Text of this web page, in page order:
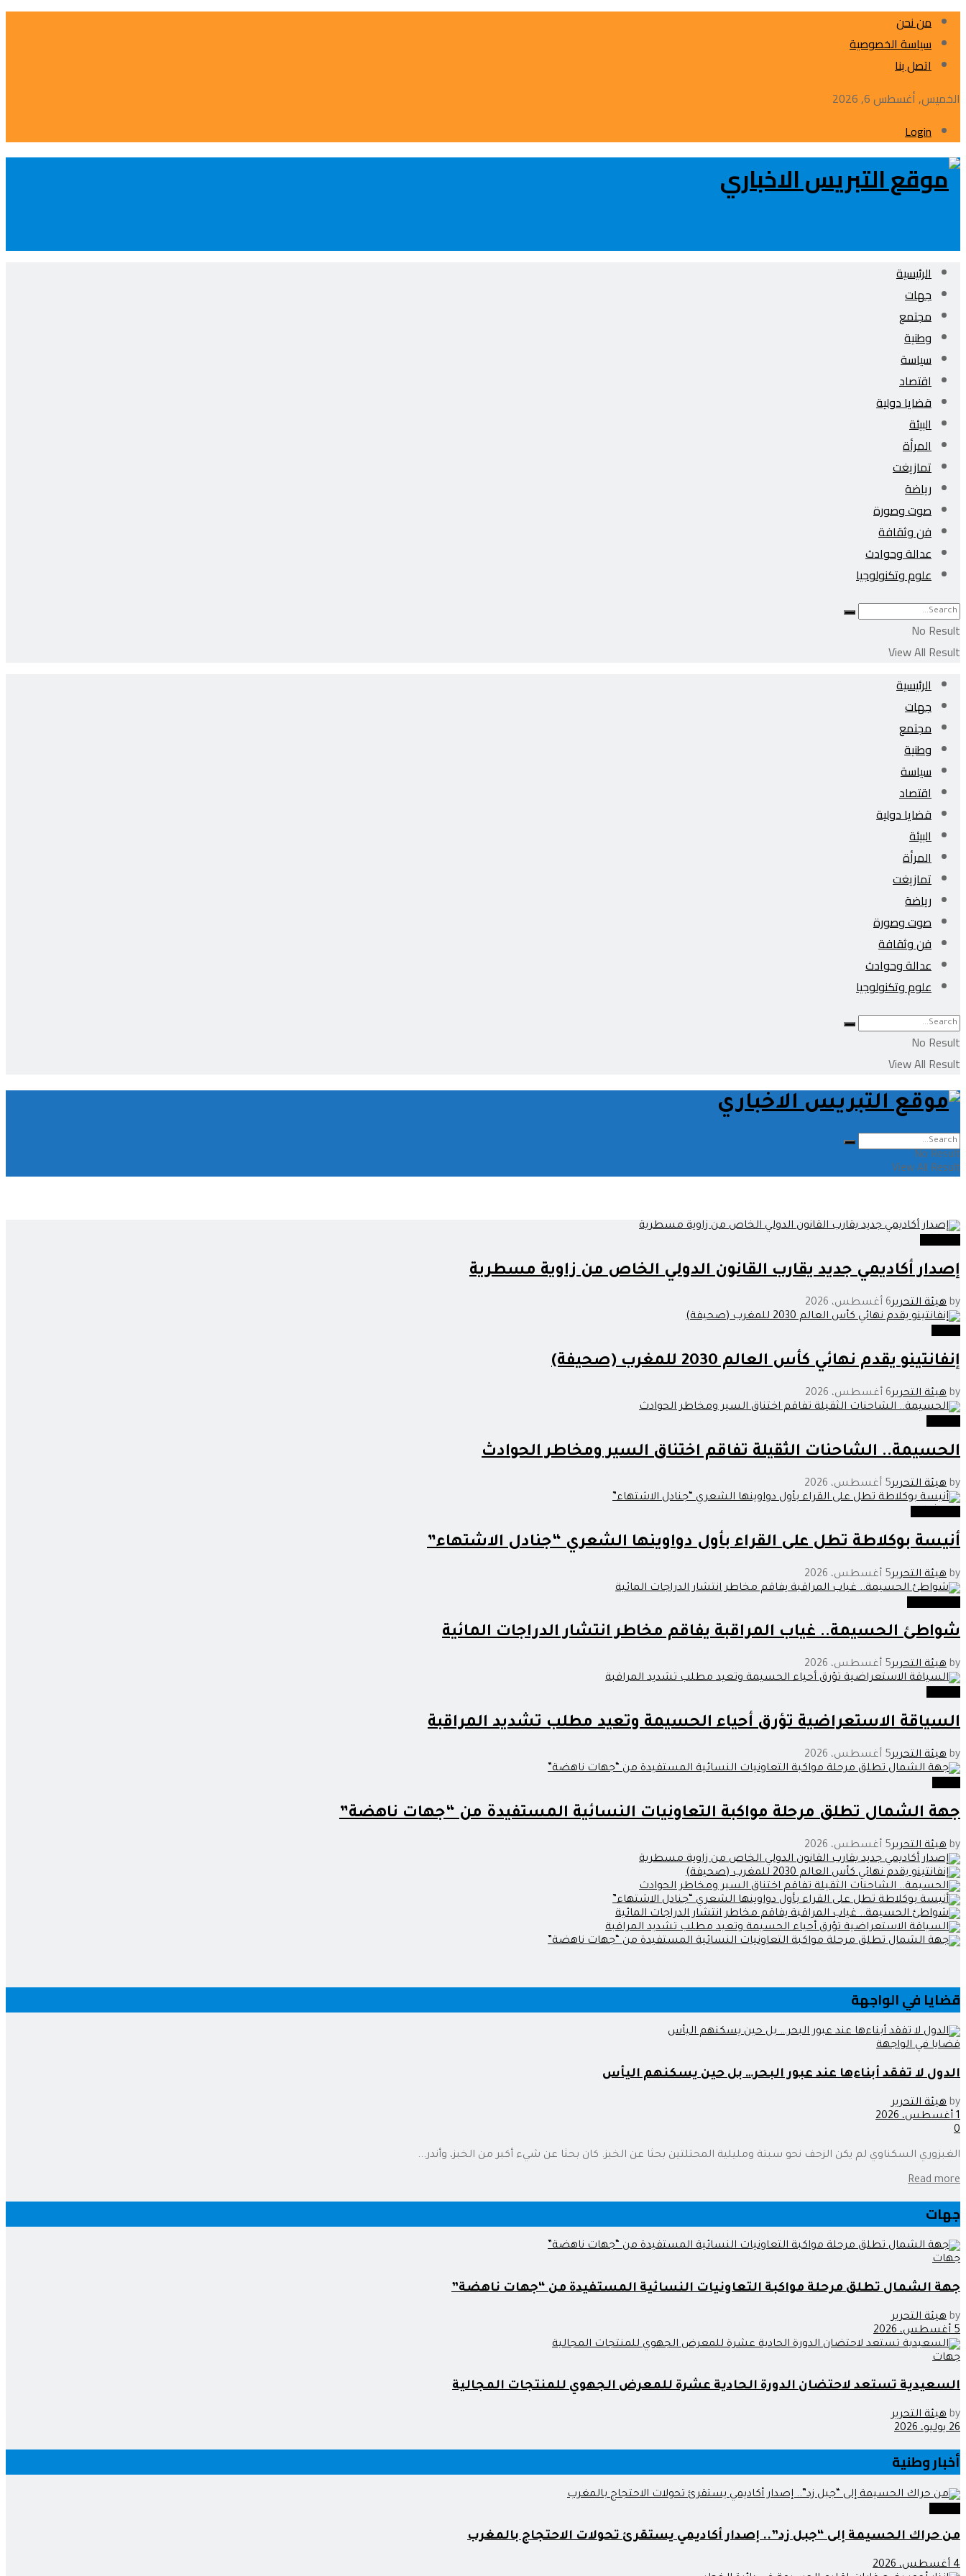
من نحن
سياسة الخصوصية
اتصل بنا
الخميس, أغسطس 6, 2026
Login
الرئيسية
جهات
مجتمع
وطنية
سياسة
اقتصاد
قضايا دولية
البيئة
المرأة
تمازيغت
رياضة
صوت وصورة
فن وثقافة
عدالة وحوادث
علوم وتكنولوجيا
No Result
View All Result
الرئيسية
جهات
مجتمع
وطنية
سياسة
اقتصاد
قضايا دولية
البيئة
المرأة
تمازيغت
رياضة
صوت وصورة
فن وثقافة
عدالة وحوادث
علوم وتكنولوجيا
No Result
View All Result
No Result
View All Result
إصدار أكاديمي جديد يقارب القانون الدولي الخاص من زاوية مسطرية
by هيئة التحرير6 أغسطس، 2026
إنفانتينو يقدم نهائي كأس العالم 2030 للمغرب (صحيفة)
by هيئة التحرير6 أغسطس، 2026
الحسيمة.. الشاحنات الثقيلة تفاقم اختناق السير ومخاطر الحوادث
by هيئة التحرير5 أغسطس، 2026
أنيسة بوكلاطة تطل على القراء بأول دواوينها الشعري “جنادل الاشتهاء”
by هيئة التحرير5 أغسطس، 2026
شواطئ الحسيمة.. غياب المراقبة يفاقم مخاطر انتشار الدراجات المائية
by هيئة التحرير5 أغسطس، 2026
السياقة الاستعراضية تؤرق أحياء الحسيمة وتعيد مطلب تشديد المراقبة
by هيئة التحرير5 أغسطس، 2026
جهة الشمال تطلق مرحلة مواكبة التعاونيات النسائية المستفيدة من “جهات ناهضة”
by هيئة التحرير5 أغسطس، 2026
قضايا في الواجهة
قضايا في الواجهة
الدول لا تفقد أبناءها عند عبور البحر… بل حين يسكنهم اليأس
by هيئة التحرير
1 أغسطس، 2026
0
الغبزوري السكناوي لم يكن الزحف نحو سبتة ومليلية المحتلتين بحثا عن الخبز. كان بحثا عن شيء أكبر من الخبز، وأندر...
Read more
جهات
جهات
جهة الشمال تطلق مرحلة مواكبة التعاونيات النسائية المستفيدة من “جهات ناهضة”
by هيئة التحرير
5 أغسطس، 2026
جهات
السعيدية تستعد لاحتضان الدورة الحادية عشرة للمعرض الجهوي للمنتجات المجالية
by هيئة التحرير
26 يوليو، 2026
أخبار وطنية
من حراك الحسيمة إلى “جبل زد”.. إصدار أكاديمي يستقرئ تحولات الاحتجاج بالمغرب
4 أغسطس، 2026